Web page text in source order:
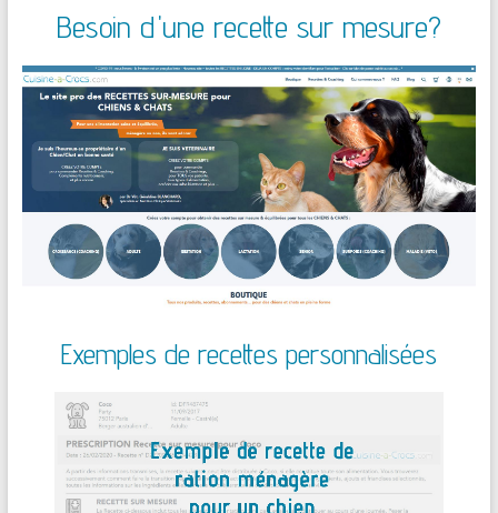
Besoin d'une recette sur mesure?
Exemples de recettes personnalisées